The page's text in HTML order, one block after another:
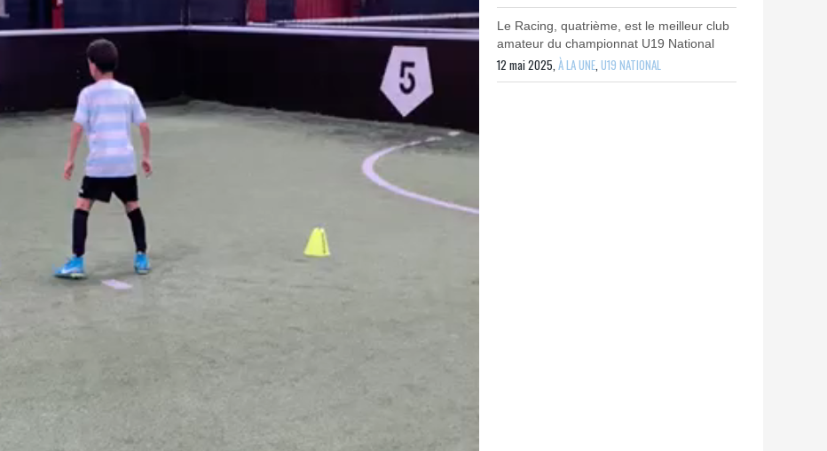
Le Racing, quatrième, est le meilleur club
amateur du championnat U19 National
12 mai 2025,À LA UNE,U19 NATIONAL